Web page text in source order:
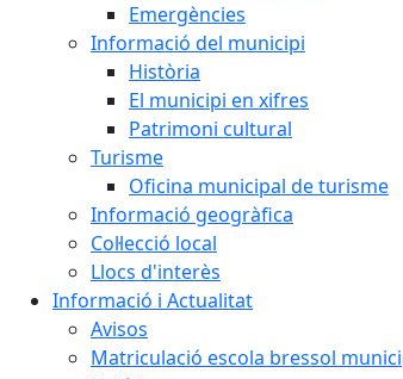
Emergències
Informació del municipi
Història
El municipi en xifres
Patrimoni cultural
Turisme
Oficina municipal de turisme
Informació geogràfica
Col·lecció local
Llocs d'interès
Informació i Actualitat
Avisos
Matriculació escola bressol